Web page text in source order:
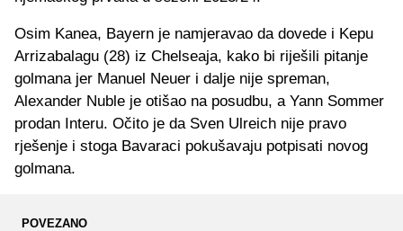
Osim Kanea, Bayern je namjeravao da dovede i Kepu
Arrizabalagu (28) iz Chelseaja, kako bi riješili pitanje
golmana jer Manuel Neuer i dalje nije spreman,
Alexander Nuble je otišao na posudbu, a Yann Sommer
prodan Interu. Očito je da Sven Ulreich nije pravo
rješenje i stoga Bavaraci pokušavaju potpisati novog
golmana.
POVEZANO